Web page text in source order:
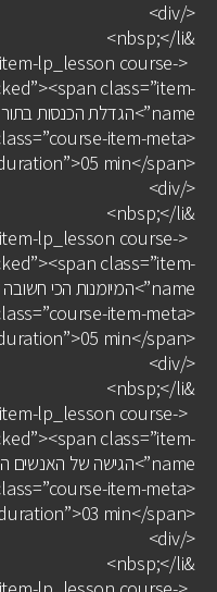
</div>
&nbsp;</li>
lp_lesson course-
class=”item-
name”>הגדלת הכנסות בתור שכיר</span>
<div class=”course-item-meta”>
<span class=”item-meta duration”>05 min</span>
</div>
&nbsp;</li>
lp_lesson course-
class=”item-
name”>המיומנות הכי חשובה לצבירת עושר</span>
<div class=”course-item-meta”>
<span class=”item-meta duration”>05 min</span>
</div>
&nbsp;</li>
lp_lesson course-
class=”item-
name”>הגישה של האנשים הכי מצליחים בעולם</span>
<div class=”course-item-meta”>
<span class=”item-meta duration”>03 min</span>
</div>
&nbsp;</li>